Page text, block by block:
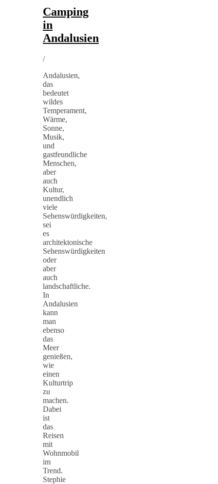
Camping
in
Andalusien
/
Andalusien,
das
bedeutet
wildes
Temperament,
Wärme,
Sonne,
Musik,
und
gastfeundliche
Menschen,
aber
auch
Kultur,
unendlich
viele
Sehenswürdigkeiten,
sei
es
architektonische
Sehenswürdigkeiten
oder
aber
auch
landschaftliche.
In
Andalusien
kann
man
ebenso
das
Meer
genießen,
wie
einen
Kulturtrip
zu
machen.
Dabei
ist
das
Reisen
mit
Wohnmobil
im
Trend.
Stephie